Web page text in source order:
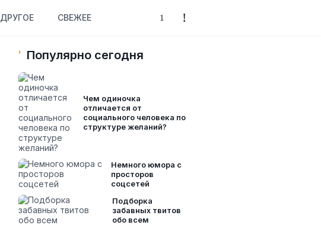
ДРУГОЕ СВЕЖЕЕ
Популярно сегодня
Чем одиночка
отличается от
социального человека по
структуре желаний?
Немного юмора с
просторов
соцсетей
Подборка
забавных твитов
обо всем